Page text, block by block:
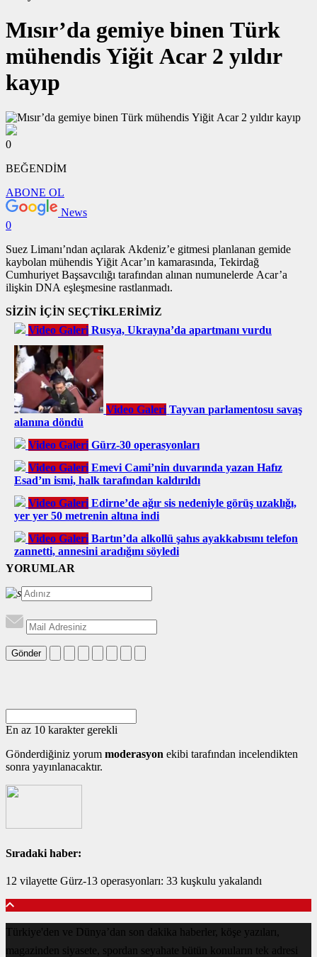
Mısır’da gemiye binen Türk
mühendis Yiğit Acar 2 yıldır
kayıp
0
BEĞENDİM
ABONE OL
News
0
Suez Limanı’ndan açılarak Akdeniz’e gitmesi planlanan gemide
kaybolan mühendis Yiğit Acar’ın kamarasında, Tekirdağ
Cumhuriyet Başsavcılığı tarafından alınan numunelerde Acar’a
ilişkin DNA eşleşmesine rastlanmadı.
SİZİN İÇİN SEÇTİKLERİMİZ
Video Galeri Rusya, Ukrayna’da apartmanı vurdu
Video Galeri Tayvan parlamentosu savaş
alanına döndü
Video Galeri Gürz-30 operasyonları
Video Galeri Emevi Cami’nin duvarında yazan Hafız
Esad’ın ismi, halk tarafından kaldırıldı
Video Galeri Edirne’de ağır sis nedeniyle görüş uzaklığı,
yer yer 50 metrenin altına indi
Video Galeri Bartın’da alkollü şahıs ayakkabısını telefon
zannetti, annesini aradığını söyledi
YORUMLAR
Gönder
En az 10 karakter gerekli
Gönderdiğiniz yorum moderasyon ekibi tarafından incelendikten
sonra yayınlanacaktır.
Sıradaki haber:
12 vilayette Gürz-13 operasyonları: 33 kuşkulu yakalandı
Türkiye'den ve Dünya’dan son dakika haberler, köşe yazıları,
magazinden siyasete, spordan seyahate bütün konuların tek adresi